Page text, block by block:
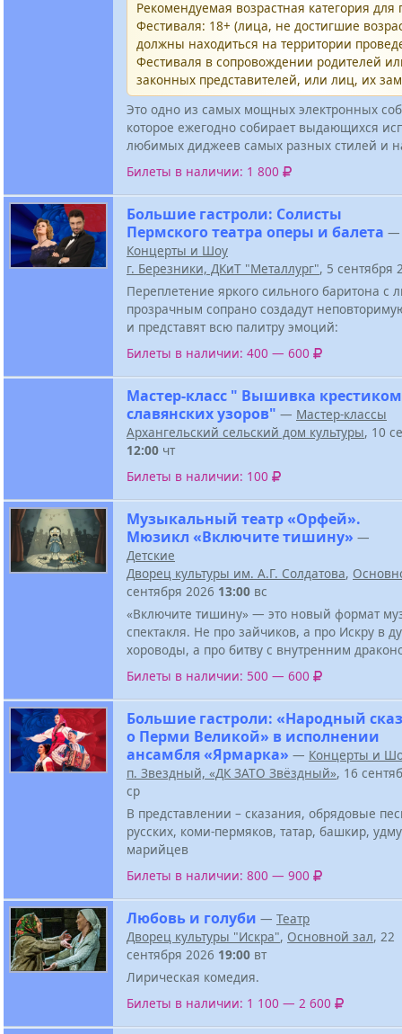
Рекомендуемая возрастная категория
Фестиваля: 18+ (лица, не достигшие
должны находиться на территории
Фестиваля в сопровождении родителей
законных представителей, или лиц, их
Это одно из самых мощных электронных
которое ежегодно собирает выдающихся
любимых диджеев самых разных стилей и
Билеты в наличии: 1 800
Большие гастроли: Солисты
Пермского театра оперы и балета —
Концерты и Шоу
г. Березники, ДКиТ "Металлург", 5 сентября
Переплетение яркого сильного баритона с
прозрачным сопрано создадут
и представят всю палитру эмоций:
Билеты в наличии: 400 — 600
Мастер-класс " Вышивка крестиком
славянских узоров" — Мастер-классы
Архангельский сельский дом культуры, 10
12:00 чт
Билеты в наличии: 100
Музыкальный театр «Орфей».
Мюзикл «Включите тишину» —
Детские
Дворец культуры им. А.Г. Солдатова,
сентября 2026 13:00 вс
«Включите тишину» — это новый формат
спектакля. Не про зайчиков, а про Искру в
хороводы, а про битву с внутренним
Билеты в наличии: 500 — 600
Большие гастроли: «Народный сказ
о Перми Великой» в исполнении
ансамбля «Ярмарка» — Концерты и
п. Звездный, «ДК ЗАТО Звёздный», 16
ср
В представлении – сказания, обрядовые
русских, коми-пермяков, татар, башкир,
марийцев
Билеты в наличии: 800 — 900
Любовь и голуби — Театр
Дворец культуры "Искра", Основной зал, 22
сентября 2026 19:00 вт
Лирическая комедия.
Билеты в наличии: 1 100 — 2 600